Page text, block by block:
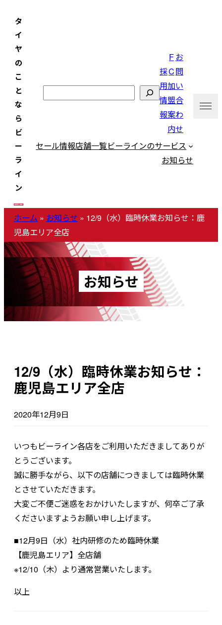
タ
イ
ヤ
の
こ
と
な
ら
ビ
ー
ラ
イ
ン
採
用
情
報
F
C
加
盟
案
内
お
問
い
合
わ
せ
セール情報店舗一覧ビーラインのサービス
お知らせ
ホーム » お知らせ » 12/9（水）臨時休業お知らせ：鹿
児島エリア全店
お知らせ
12/9（水）臨時休業お知らせ：
鹿児島エリア全店
2020年12月9日
いつもビーライン各店をご利用いただきましてありが
とうございます。
誠に勝手ながら、以下の店舗につきましては臨時休業
とさせていただきます。
大変ご不便ご迷惑をおかけいたしますが、何卒ご了承
くださいますようお願い申し上げます。
■12月9日（水）社内研修のため臨時休業
【鹿児島エリア】全店舗
※12/10（木）より通常営業いたします。
以上